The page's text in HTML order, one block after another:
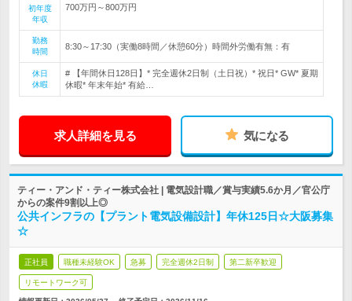
初年度
年収
700万円～800万円
勤務
時間
8:30～17:30（実働8時間／休憩60分）時間外労働有無：有
休日
休暇
# 【年間休日128日】* 完全週休2日制（土日祝）* 祝日* GW* 夏期
休暇* 年末年始* 有給…
求人詳細を見る 気になる
ティー・アンド・ティー株式会社 | 電気設計職／賞与実績5.6か月／官公庁
からの案件9割以上◎
公共インフラの【プラント電気設備設計】年休125日☆大阪募集
☆
正社員 職種未経験OK 急募 完全週休2日制 第二新卒歓迎
リモートワーク可